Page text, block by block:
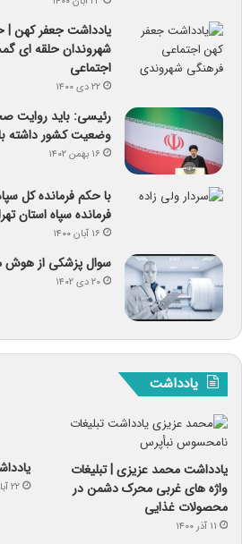
یادداشت جعفر کهن |
شهروندان حلقه ای
اجتماعی
۲۲ دی ۱۴۰۰
رئیسی: باید روایت
وضعیت کشور داشته
۱۶ بهمن ۱۴۰۲
با حکم فرمانده کل
فرمانده سپاه استان
۱۶ آبان ۱۴۰۰
سوال پزشکی از هوش
۲۰ دی ۱۴۰۲
یادداشت
یادداشت محمد عزیزی | تبلیغات
واژه های غربی محرک دشمن در
محصولات غذایی
۱۱ آذر ۱۴۰۰
۲۲ آبان ۱۴۰۲